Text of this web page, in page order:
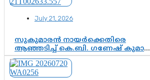
July 21, 2026
സുകുമാരൻ നായർക്കെതിരെ
ആഞ്ഞടിച്ച് കെ.ബി. ഗണേഷ് കുമാർ,
വി.ഡി. സതീശന് പൂർണ പിന്തുണ